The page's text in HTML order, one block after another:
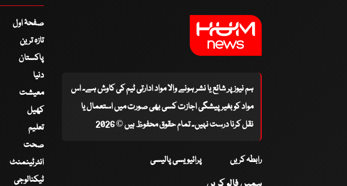
ہم نیوز پر شائع یا نشر ہونے والا مواد ادارتی ٹیم کی کاوش ہے۔ اس
مواد کو بغیر پیشگی اجازت کسی بھی صورت میں استعمال یا
نقل کرنا درست نہیں۔ تمام حقوق محفوظ ہیں © 2026
رابطہ کریں پرائیویسی پالیسی
صفحۂ اول
تازہ ترین
پاکستان
دنیا
معیشت
کھیل
تعلیم
صحت
انٹرٹینمنٹ
ٹیکنالوجی